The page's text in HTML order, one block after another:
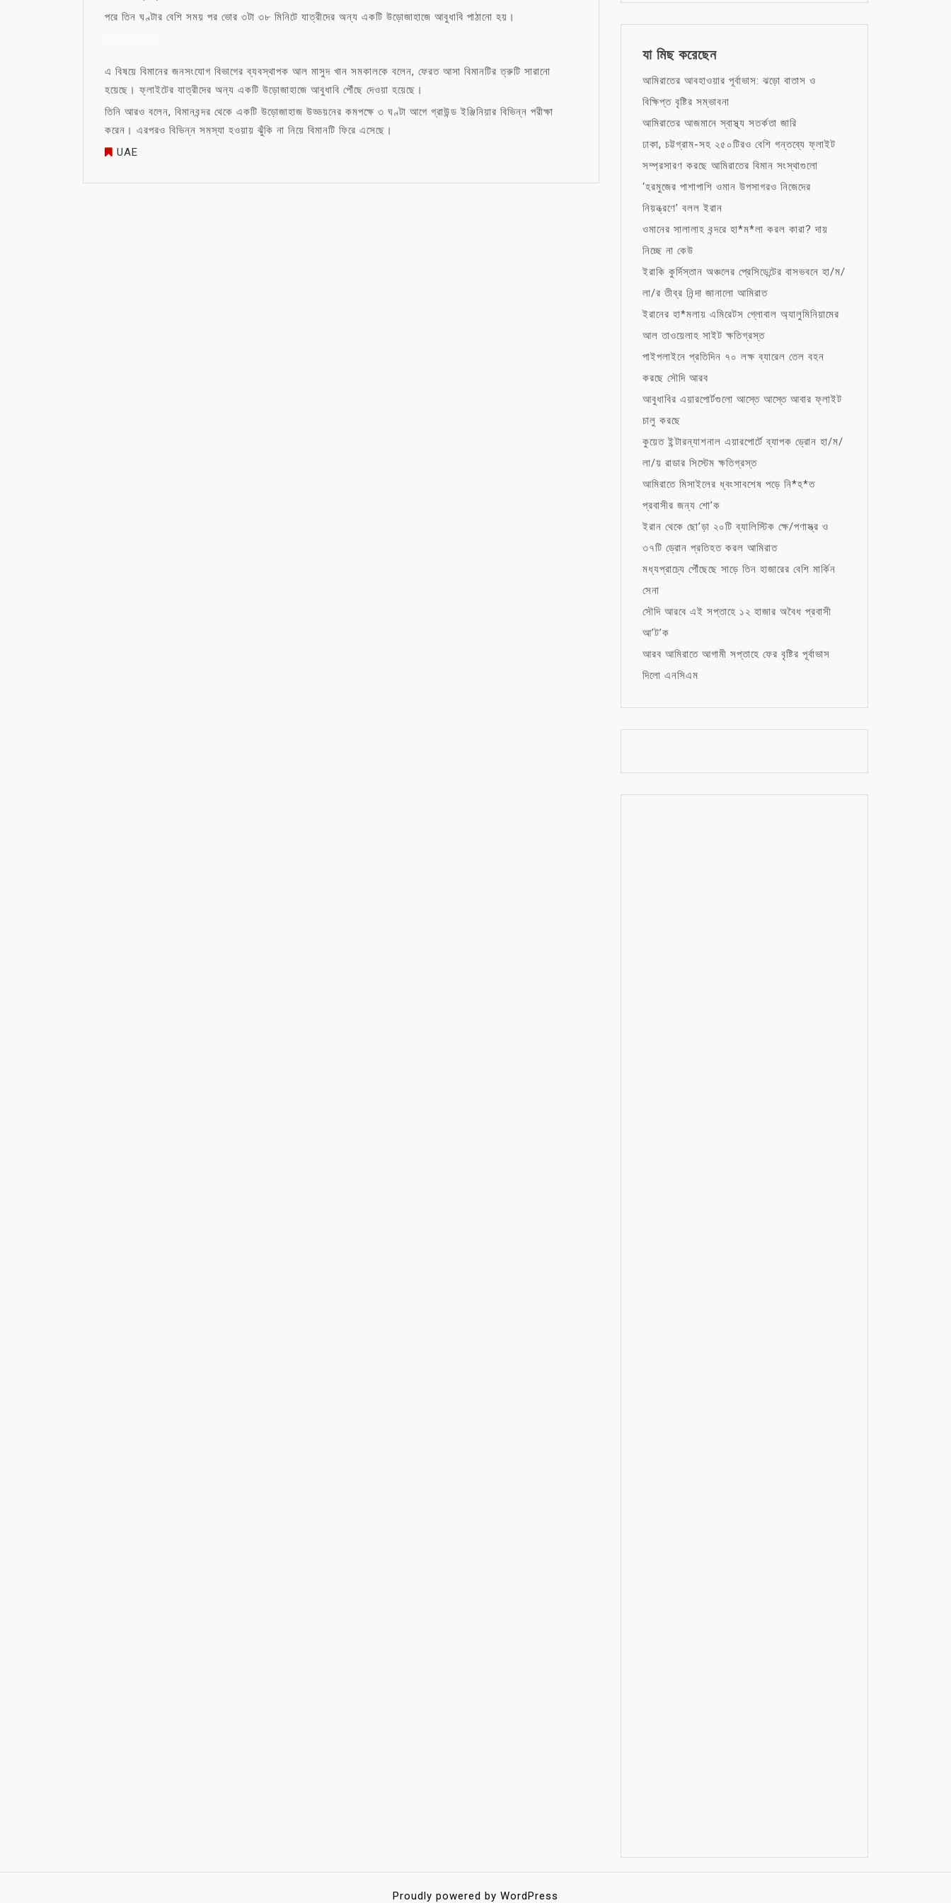
পরে তিন ঘণ্টার বেশি সময় পর ভোর ৩টা ৩৮ মিনিটে যাত্রীদের অন্য একটি উড়োজাহাজে আবুধাবি পাঠানো হয়।
এ বিষয়ে বিমানের জনসংযোগ বিভাগের ব্যবস্থাপক আল মাসুদ খান সমকালকে বলেন, ফেরত আসা বিমানটির ত্রুটি সারানো
হয়েছে। ফ্লাইটের যাত্রীদের অন্য একটি উড়োজাহাজে আবুধাবি পৌঁছে দেওয়া হয়েছে।
তিনি আরও বলেন, বিমানবন্দর থেকে একটি উড়োজাহাজ উড্ডয়নের কমপক্ষে ৩ ঘণ্টা আগে গ্রাউন্ড ইঞ্জিনিয়ার বিভিন্ন পরীক্ষা
করেন। এরপরও বিভিন্ন সমস্যা হওয়ায় ঝুঁকি না নিয়ে বিমানটি ফিরে এসেছে।
UAE
যা মিছ করেছেন
আমিরাতের আবহাওয়ার পূর্বাভাস: ঝড়ো বাতাস ও
বিক্ষিপ্ত বৃষ্টির সম্ভাবনা
আমিরাতের আজমানে স্বাস্থ্য সতর্কতা জারি
ঢাকা, চট্টগ্রাম-সহ ২৫০টিরও বেশি গন্তব্যে ফ্লাইট
সম্প্রসারণ করছে আমিরাতের বিমান সংস্থাগুলো
‘হরমুজের পাশাপাশি ওমান উপসাগরও নিজেদের
নিয়ন্ত্রণে’ বলল ইরান
ওমানের সালালাহ বন্দরে হা*ম*লা করল কারা? দায়
নিচ্ছে না কেউ
ইরাকি কুর্দিস্তান অঞ্চলের প্রেসিডেন্টের বাসভবনে হা/ম/
লা/র তীব্র নিন্দা জানালো আমিরাত
ইরানের হা*মলায় এমিরেটস গ্লোবাল অ্যালুমিনিয়ামের
আল তাওয়েলাহ সাইট ক্ষতিগ্রস্ত
পাইপলাইনে প্রতিদিন ৭০ লক্ষ ব্যারেল তেল বহন
করছে সৌদি আরব
আবুধাবির এয়ারপোর্টগুলো আস্তে আস্তে আবার ফ্লাইট
চালু করছে
কুয়েত ইন্টারন্যাশনাল এয়ারপোর্টে ব্যাপক ড্রোন হা/ম/
লা/য় রাডার সিস্টেম ক্ষতিগ্রস্ত
আমিরাতে মিসাইলের ধ্বংসাবশেষ পড়ে নি*হ*ত
প্রবাসীর জন্য শো’ক
ইরান থেকে ছো’ড়া ২০টি ব্যালিস্টিক ক্ষে/পণাস্ত্র ও
৩৭টি ড্রোন প্রতিহত করল আমিরাত
মধ্যপ্রাচ্যে পৌঁছেছে সাড়ে তিন হাজারের বেশি মার্কিন
সেনা
সৌদি আরবে এই সপ্তাহে ১২ হাজার অবৈধ প্রবাসী
আ’ট’ক
আরব আমিরাতে আগামী সপ্তাহে ফের বৃষ্টির পূর্বাভাস
দিলো এনসিএম
Proudly powered by WordPress